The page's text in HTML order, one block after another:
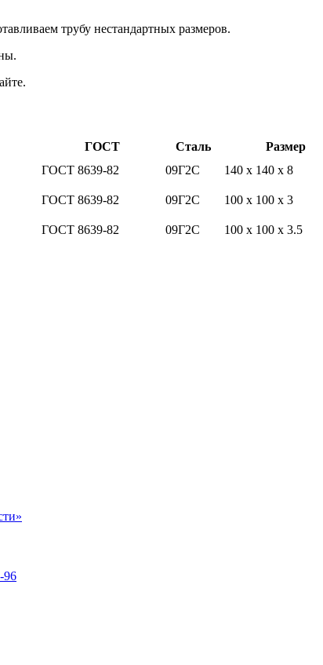
трубу нестандартных размеров.
ГОСТ Сталь Размер
ГОСТ 8639-82 09Г2С 140 x 140 x 8
ГОСТ 8639-82 09Г2С 100 x 100 x 3
ГОСТ 8639-82 09Г2С 100 x 100 x 3.5
96